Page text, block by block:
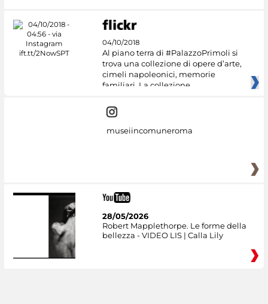
04/10/2018
Al piano terra di #PalazzoPrimoli si
trova una collezione di opere d’arte,
cimeli napoleonici, memorie
familiari. La collezione
museiincomuneroma
28/05/2026
Robert Mapplethorpe. Le forme della
bellezza - VIDEO LIS | Calla Lily